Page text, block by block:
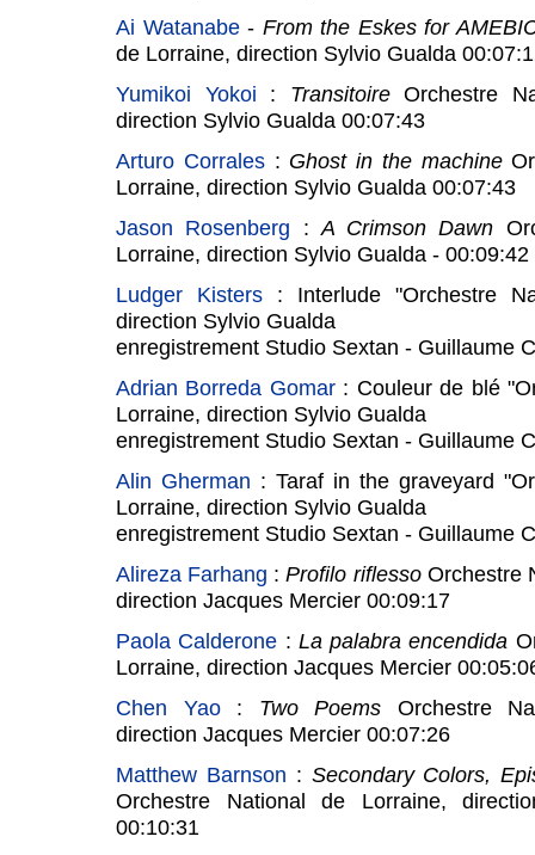
Ai Watanabe- From the Eskes for
de Lorraine, direction Sylvio Gualda
Yumikoi Yokoi : TransitoireOrchestre
direction Sylvio Gualda 00:07:43
Arturo Corrales: Ghost in the machine
Lorraine, direction Sylvio Gualda 00:07:43
Jason Rosenberg : A Crimson Dawn
Lorraine, direction Sylvio Gualda - 00:09:42
Ludger Kisters : Interlude "Orchestre
direction Sylvio Gualda
enregistrement Studio Sextan - Guillaume
Adrian Borreda Gomar: Couleur de blé
Lorraine, direction Sylvio Gualda
enregistrement Studio Sextan - Guillaume
Alin Gherman : Taraf in the graveyard
Lorraine, direction Sylvio Gualda
enregistrement Studio Sextan - Guillaume
Alireza Farhang :Profilo riflessoOrchestre
direction Jacques Mercier 00:09:17
Paola Calderone : La palabra encendida
Lorraine, direction Jacques Mercier
Chen Yao: Two Poems Orchestre
direction Jacques Mercier 00:07:26
Matthew Barnson : Secondary Colors,
Orchestre National de Lorraine,
00:10:31